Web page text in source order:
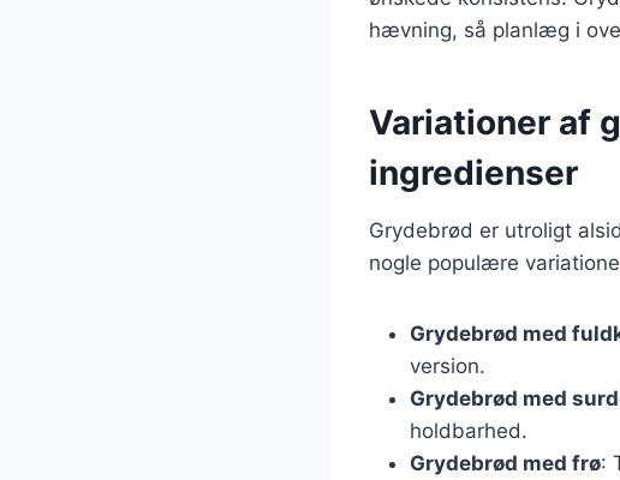
hævning, så planlæg i
Variationer af
ingredienser
Grydebrød er utroligt
nogle populære
Grydebrød med
version.
Grydebrød med
holdbarhed.
Grydebrød med frø: